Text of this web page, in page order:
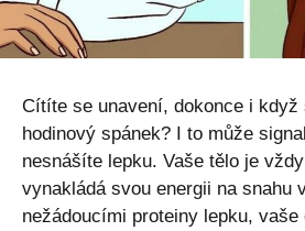
Cítíte se unavení, dokonce i když
hodinový spánek? I to může
nesnášíte lepku. Vaše tělo je
vynakládá svou energii na snahu
nežádoucími proteiny lepku, vaše